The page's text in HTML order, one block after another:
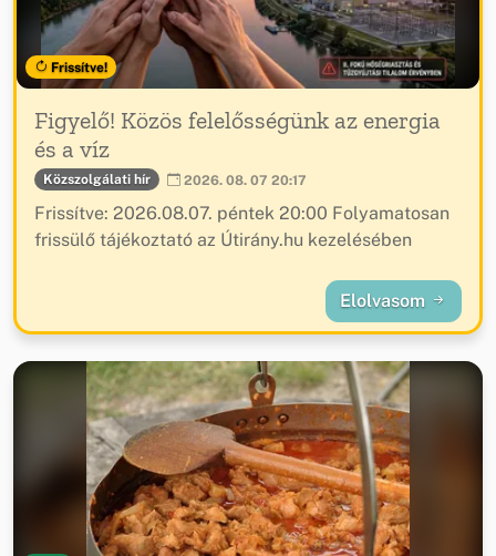
Frissítve!
Figyelő! Közös felelősségünk az energia
és a víz
Közszolgálati hír 2026. 08. 07 20:17
Frissítve: 2026.08.07. péntek 20:00 Folyamatosan
frissülő tájékoztató az Útirány.hu kezelésében
Elolvasom